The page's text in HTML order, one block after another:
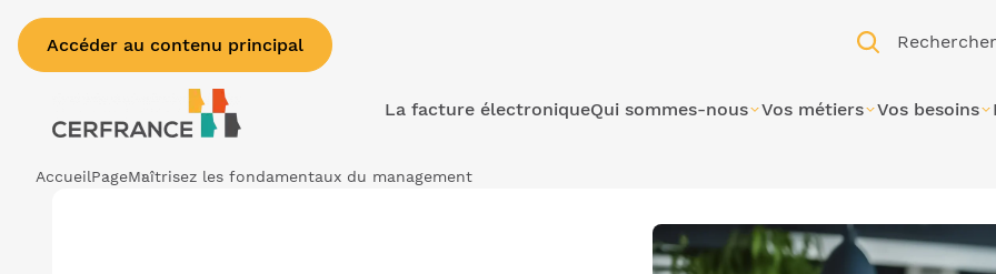
Accéder au contenu principal Rechercher
La facture électroniqueQui sommes-nous Vos métiers Vos besoins
AccueilPageMaîtrisez les fondamentaux du management